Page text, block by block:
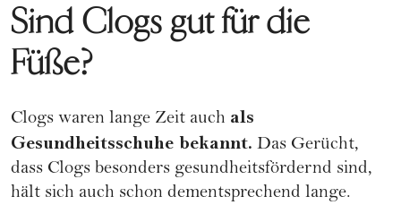
Sind Clogs gut für die
Füße?
Clogs waren lange Zeit auch als
Gesundheitsschuhe bekannt. Das Gerücht,
dass Clogs besonders gesundheitsfördernd sind,
hält sich auch schon dementsprechend lange.